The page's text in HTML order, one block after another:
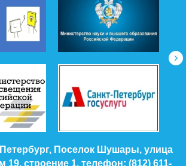
Петербург, Поселок Шушары, улица
19, строение 1, телефон: (812) 611-